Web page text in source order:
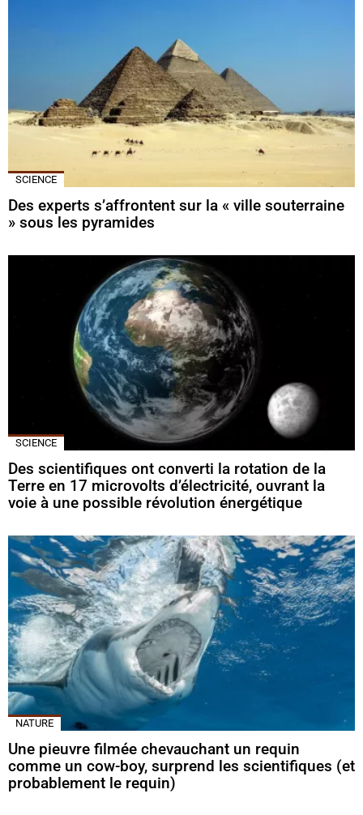
SCIENCE
Des experts s’affrontent sur la « ville souterraine
» sous les pyramides
SCIENCE
Des scientifiques ont converti la rotation de la
Terre en 17 microvolts d’électricité, ouvrant la
voie à une possible révolution énergétique
NATURE
Une pieuvre filmée chevauchant un requin
comme un cow-boy, surprend les scientifiques (et
probablement le requin)